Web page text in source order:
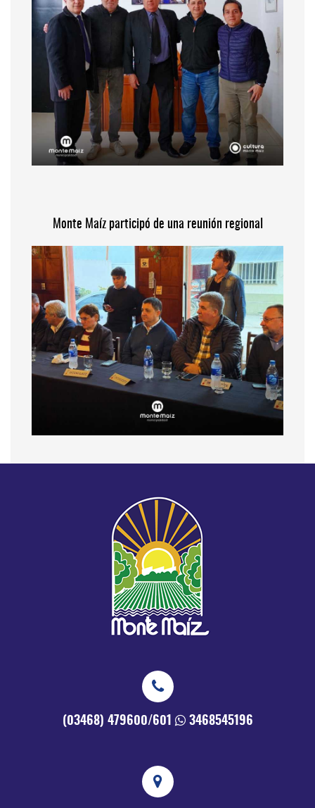
Monte Maíz participó de una reunión regional
(03468) 479600/601 3468545196